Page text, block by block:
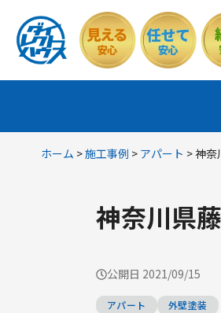
ス
ホーム >施工事例 > アパート >神奈
神奈川県
公開日 2021/09/15
アパート 外壁塗装